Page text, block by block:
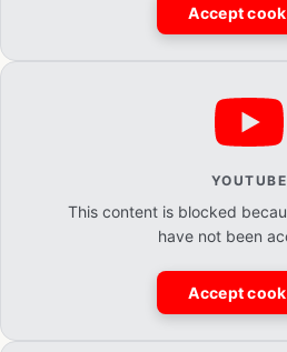
Accept
YOUTUBE
This content is blocked
have not been
Accept